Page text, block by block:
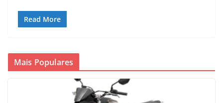
Read More
Mais Populares